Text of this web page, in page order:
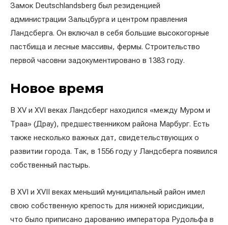
Замок Deutschlandsberg был резиденцией
администрации Зальцбурга и центром правления
Ландсберга. Он включал в себя большие высокогорные
пастбища и лесные массивы, фермы. Строительство
первой часовни задокументировано в 1383 году.
Новое время
В XV и XVI веках Ландсберг находился «между Муром и
Траа» (Драу), предшественником района Марбург. Есть
также несколько важных дат, свидетельствующих о
развитии города. Так, в 1556 году у Ландсберга появился
собственный пастырь.
В XVI и XVII веках меньший муниципальный район имел
свою собственную крепость для нижней юрисдикции,
что было приписано дарованию императора Рудольфа в